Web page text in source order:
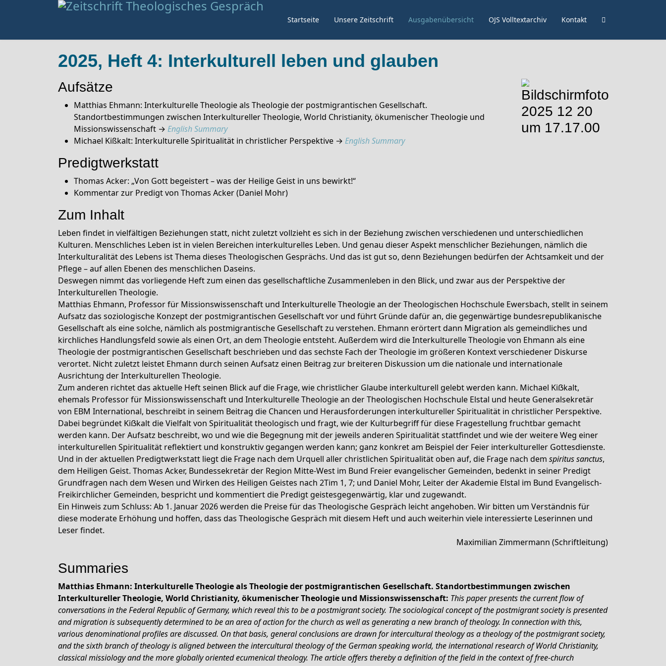
Startseite Unsere Zeitschrift Ausgabenübersicht OJS Volltextarchiv Kontakt
2025, Heft 4: Interkulturell leben und glauben
Aufsätze
Matthias Ehmann: Interkulturelle Theologie als Theologie der postmigrantischen Gesellschaft.
Standortbestimmungen zwischen Interkultureller Theologie, World Christianity, ökumenischer Theologie und
Missionswissenschaft → English Summary
Michael Kißkalt: Interkulturelle Spiritualität in christlicher Perspektive → English Summary
Predigtwerkstatt
Thomas Acker: „Von Gott begeistert – was der Heilige Geist in uns bewirkt!“
Kommentar zur Predigt von Thomas Acker (Daniel Mohr)
Zum Inhalt
Leben findet in vielfältigen Beziehungen statt, nicht zuletzt vollzieht es sich in der Beziehung zwischen verschiedenen und unterschiedlichen
Kulturen. Menschliches Leben ist in vielen Bereichen interkulturelles Leben. Und genau dieser Aspekt menschlicher Beziehungen, nämlich die
Interkulturalität des Lebens ist Thema dieses Theologischen Gesprächs. Und das ist gut so, denn Beziehungen bedürfen der Achtsamkeit und der
Pflege – auf allen Ebenen des menschlichen Daseins.
Deswegen nimmt das vorliegende Heft zum einen das gesellschaftliche Zusammenleben in den Blick, und zwar aus der Perspektive der
Interkulturellen Theologie.
Matthias Ehmann, Professor für Missionswissenschaft und Interkulturelle Theologie an der Theologischen Hochschule Ewersbach, stellt in seinem
Aufsatz das soziologische Konzept der postmigrantischen Gesellschaft vor und führt Gründe dafür an, die gegenwärtige bundesrepublikanische
Gesellschaft als eine solche, nämlich als postmigrantische Gesellschaft zu verstehen. Ehmann erörtert dann Migration als gemeindliches und
kirchliches Handlungsfeld sowie als einen Ort, an dem Theologie entsteht. Außerdem wird die Interkulturelle Theologie von Ehmann als eine
Theologie der postmigrantischen Gesellschaft beschrieben und das sechste Fach der Theologie im größeren Kontext verschiedener Diskurse
verortet. Nicht zuletzt leistet Ehmann durch seinen Aufsatz einen Beitrag zur breiteren Diskussion um die nationale und internationale
Ausrichtung der Interkulturellen Theologie.
Zum anderen richtet das aktuelle Heft seinen Blick auf die Frage, wie christlicher Glaube interkulturell gelebt werden kann. Michael Kiẞkalt,
ehemals Professor für Missionswissenschaft und Interkulturelle Theologie an der Theologischen Hochschule Elstal und heute Generalsekretär
von EBM International, beschreibt in seinem Beitrag die Chancen und Herausforderungen interkultureller Spiritualität in christlicher Perspektive.
Dabei begründet Kiẞkalt die Vielfalt von Spiritualität theologisch und fragt, wie der Kulturbegriff für diese Fragestellung fruchtbar gemacht
werden kann. Der Aufsatz beschreibt, wo und wie die Begegnung mit der jeweils anderen Spiritualität stattfindet und wie der weitere Weg einer
interkulturellen Spiritualität reflektiert und konstruktiv gegangen werden kann; ganz konkret am Beispiel der Feier interkultureller Gottesdienste.
Und in der aktuellen Predigtwerkstatt liegt die Frage nach dem Urquell aller christlichen Spiritualität oben auf, die Frage nach dem spiritus sanctus,
dem Heiligen Geist. Thomas Acker, Bundessekretär der Region Mitte-West im Bund Freier evangelischer Gemeinden, bedenkt in seiner Predigt
Grundfragen nach dem Wesen und Wirken des Heiligen Geistes nach 2Tim 1, 7; und Daniel Mohr, Leiter der Akademie Elstal im Bund Evangelisch-
Freikirchlicher Gemeinden, bespricht und kommentiert die Predigt geistesgegenwärtig, klar und zugewandt.
Ein Hinweis zum Schluss: Ab 1. Januar 2026 werden die Preise für das Theologische Gespräch leicht angehoben. Wir bitten um Verständnis für
diese moderate Erhöhung und hoffen, dass das Theologische Gespräch mit diesem Heft und auch weiterhin viele interessierte Leserinnen und
Leser findet.
Maximilian Zimmermann (Schriftleitung)
Summaries
Matthias Ehmann: Interkulturelle Theologie als Theologie der postmigrantischen Gesellschaft. Standortbestimmungen zwischen
Interkultureller Theologie, World Christianity, ökumenischer Theologie und Missionswissenschaft: This paper presents the current flow of
conversations in the Federal Republic of Germany, which reveal this to be a postmigrant society. The sociological concept of the postmigrant society is presented
and migration is subsequently determined to be an area of action for the church as well as generating a new branch of theology. In connection with this,
various denominational profiles are discussed. On that basis, general conclusions are drawn for intercultural theology as a theology of the postmigrant society,
and the sixth branch of theology is aligned between the intercultural theology of the German speaking world, the international research of World Christianity,
classical missiology and the more globally oriented ecumenical theology. The article offers thereby a definition of the field in the context of free-church